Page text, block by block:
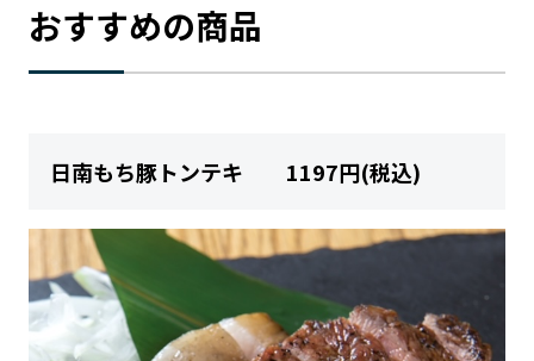
おすすめの商品
日南もち豚トンテキ 1197円(税込)